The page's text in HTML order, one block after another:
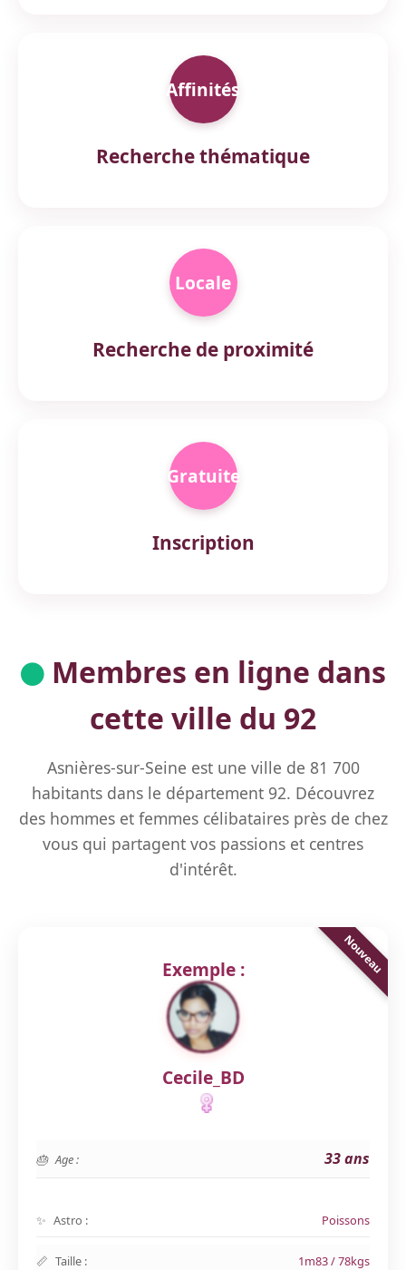
Affinités
Recherche thématique
Locale
Recherche de proximité
Gratuite
Inscription
Membres en ligne dans
cette ville du 92
Asnières-sur-Seine est une ville de 81 700
habitants dans le département 92. Découvrez
des hommes et femmes célibataires près de chez
vous qui partagent vos passions et centres
d'intérêt.
Exemple :
Cecile_BD
Age : 33 ans
Astro : Poissons
Taille : 1m83 / 78kgs